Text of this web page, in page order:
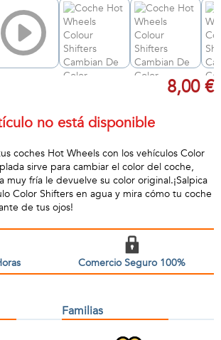
8,00 €
no está disponible
coches Hot Wheels con los vehículos Color
sirve para cambiar el color del coche,
muy fría le devuelve su color original.¡Salpica
Color Shifters en agua y mira cómo tu coche
de tus ojos!
Comercio Seguro 100%
Familias